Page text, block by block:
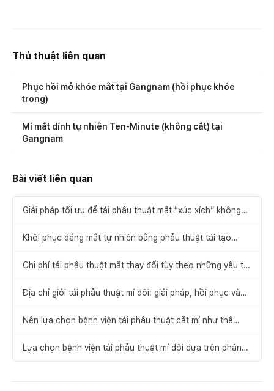
Thủ thuật liên quan
Phục hồi mở khóe mắt tại Gangnam (hồi phục khóe
trong)
Mí mắt dính tự nhiên Ten-Minute (không cắt) tại
Gangnam
Bài viết liên quan
Giải pháp tối ưu để tái phẫu thuật mắt “xúc xích” không
Khôi phục dáng mắt tự nhiên bằng phẫu thuật tái tạo
Chi phí tái phẫu thuật mắt thay đổi tùy theo những yếu tố
Địa chỉ giỏi tái phẫu thuật mí đôi: giải pháp, hồi phục và
Nên lựa chọn bệnh viện tái phẫu thuật cắt mí như thế
Lựa chọn bệnh viện tái phẫu thuật mí đôi dựa trên phân
tích nguyên nhân thất bại và các lưu ý cần thiết